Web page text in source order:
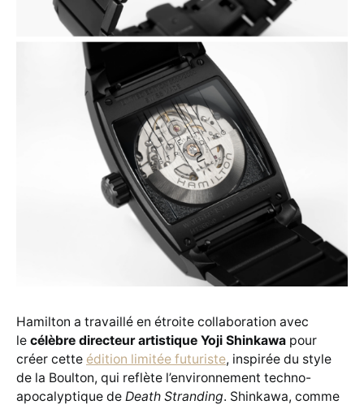
Hamilton a travaillé en étroite collaboration avec
le célèbre directeur artistique Yoji Shinkawa pour
créer cette édition limitée futuriste, inspirée du style
de la Boulton, qui reflète l’environnement techno-
apocalyptique de Death Stranding. Shinkawa, comme